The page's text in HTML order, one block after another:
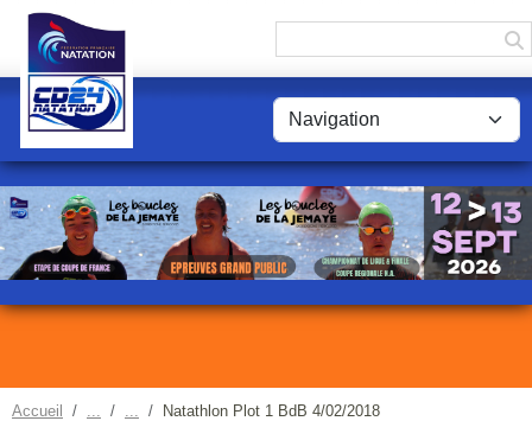
Accueil Natathlon Plot 1 BdB 4/02/2018
Panneau de gestion des cookies